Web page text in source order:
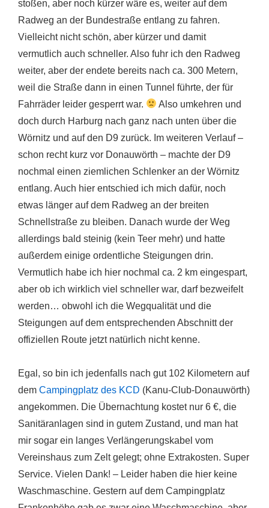
stoßen, aber noch kürzer wäre es, weiter auf dem
Radweg an der Bundestraße entlang zu fahren.
Vielleicht nicht schön, aber kürzer und damit
vermutlich auch schneller. Also fuhr ich den Radweg
weiter, aber der endete bereits nach ca. 300 Metern,
weil die Straße dann in einen Tunnel führte, der für
Fahrräder leider gesperrt war.
Also umkehren und
doch durch Harburg nach ganz nach unten über die
Wörnitz und auf den D9 zurück. Im weiteren Verlauf –
schon recht kurz vor Donauwörth – machte der D9
nochmal einen ziemlichen Schlenker an der Wörnitz
entlang. Auch hier entschied ich mich dafür, noch
etwas länger auf dem Radweg an der breiten
Schnellstraße zu bleiben. Danach wurde der Weg
allerdings bald steinig (kein Teer mehr) und hatte
außerdem einige ordentliche Steigungen drin.
Vermutlich habe ich hier nochmal ca. 2 km eingespart,
aber ob ich wirklich viel schneller war, darf bezweifelt
werden… obwohl ich die Wegqualität und die
Steigungen auf dem entsprechenden Abschnitt der
offiziellen Route jetzt natürlich nicht kenne.
Egal, so bin ich jedenfalls nach gut 102 Kilometern auf
dem Campingplatz des KCD (Kanu-Club-Donauwörth)
angekommen. Die Übernachtung kostet nur 6 €, die
Sanitäranlagen sind in gutem Zustand, und man hat
mir sogar ein langes Verlängerungskabel vom
Vereinshaus zum Zelt gelegt; ohne Extrakosten. Super
Service. Vielen Dank! – Leider haben die hier keine
Waschmaschine. Gestern auf dem Campingplatz